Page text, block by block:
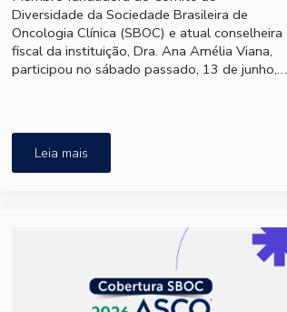
Diversidade da Sociedade Brasileira de
Oncologia Clínica (SBOC) e atual conselheira
fiscal da instituição, Dra. Ana Amélia Viana,
participou no sábado passado, 13 de junho,…
Leia mais